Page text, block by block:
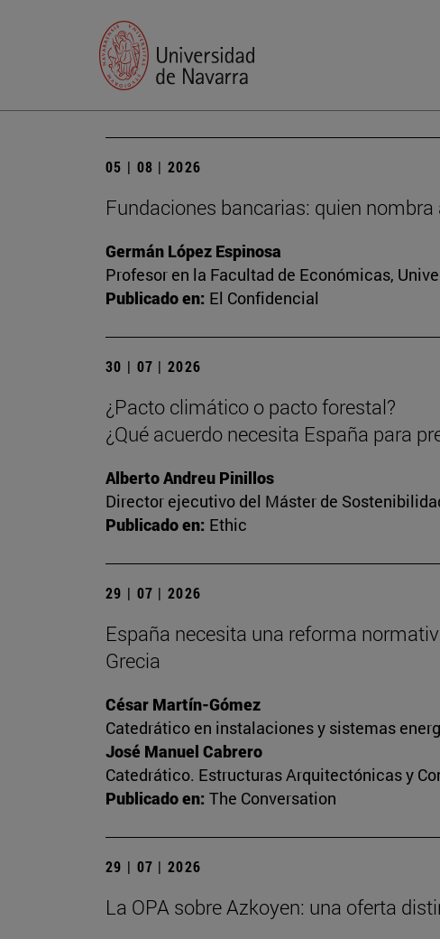
05 | 08 | 2026
Fundaciones bancarias: quien
Germán López Espinosa
Profesor en la Facultad de Económicas,
Publicado en: El Confidencial
30 | 07 | 2026
¿Pacto climático o pacto forestal?
¿Qué acuerdo necesita España para
Alberto Andreu Pinillos
Director ejecutivo del Máster de
Publicado en: Ethic
29 | 07 | 2026
España necesita una reforma
Grecia
César Martín-Gómez
Catedrático en instalaciones y sistemas
José Manuel Cabrero
Catedrático. Estructuras Arquitectónicas y
Publicado en: The Conversation
29 | 07 | 2026
La OPA sobre Azkoyen: una oferta